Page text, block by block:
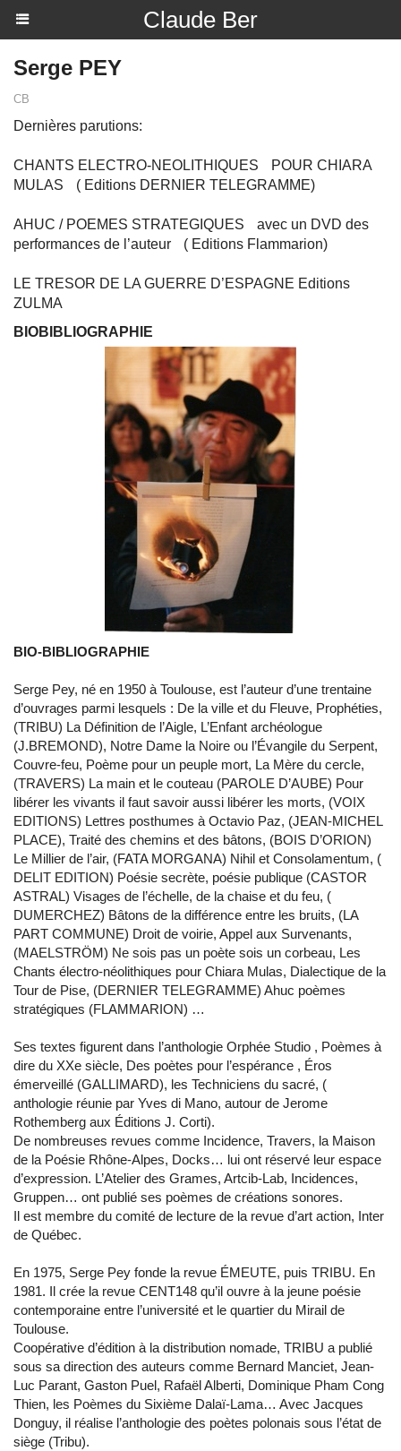
Claude Ber
Serge PEY
CB
Dernières parutions:
CHANTS ELECTRO-NEOLITHIQUES POUR CHIARA
MULAS ( Editions DERNIER TELEGRAMME)
AHUC / POEMES STRATEGIQUES avec un DVD des
performances de l’auteur ( Editions Flammarion)
LE TRESOR DE LA GUERRE D’ESPAGNE Editions
ZULMA
BIOBIBLIOGRAPHIE
BIO-BIBLIOGRAPHIE
Serge Pey, né en 1950 à Toulouse, est l’auteur d’une trentaine
d’ouvrages parmi lesquels : De la ville et du Fleuve, Prophéties,
(TRIBU) La Définition de l’Aigle, L’Enfant archéologue
(J.BREMOND), Notre Dame la Noire ou l’Évangile du Serpent,
Couvre-feu, Poème pour un peuple mort, La Mère du cercle,
(TRAVERS) La main et le couteau (PAROLE D’AUBE) Pour
libérer les vivants il faut savoir aussi libérer les morts, (VOIX
EDITIONS) Lettres posthumes à Octavio Paz, (JEAN-MICHEL
PLACE), Traité des chemins et des bâtons, (BOIS D’ORION)
Le Millier de l’air, (FATA MORGANA) Nihil et Consolamentum, (
DELIT EDITION) Poésie secrète, poésie publique (CASTOR
ASTRAL) Visages de l’échelle, de la chaise et du feu, (
DUMERCHEZ) Bâtons de la différence entre les bruits, (LA
PART COMMUNE) Droit de voirie, Appel aux Survenants,
(MAELSTRÖM) Ne sois pas un poète sois un corbeau, Les
Chants électro-néolithiques pour Chiara Mulas, Dialectique de la
Tour de Pise, (DERNIER TELEGRAMME) Ahuc poèmes
stratégiques (FLAMMARION) …
Ses textes figurent dans l’anthologie Orphée Studio , Poèmes à
dire du XXe siècle, Des poètes pour l’espérance , Éros
émerveillé (GALLIMARD), les Techniciens du sacré, (
anthologie réunie par Yves di Mano, autour de Jerome
Rothemberg aux Éditions J. Corti).
De nombreuses revues comme Incidence, Travers, la Maison
de la Poésie Rhône-Alpes, Docks… lui ont réservé leur espace
d’expression. L’Atelier des Grames, Artcib-Lab, Incidences,
Gruppen… ont publié ses poèmes de créations sonores.
Il est membre du comité de lecture de la revue d’art action, Inter
de Québec.
En 1975, Serge Pey fonde la revue ÉMEUTE, puis TRIBU. En
1981. Il crée la revue CENT148 qu’il ouvre à la jeune poésie
contemporaine entre l’université et le quartier du Mirail de
Toulouse.
Coopérative d’édition à la distribution nomade, TRIBU a publié
sous sa direction des auteurs comme Bernard Manciet, Jean-
Luc Parant, Gaston Puel, Rafaël Alberti, Dominique Pham Cong
Thien, les Poèmes du Sixième Dalaï-Lama… Avec Jacques
Donguy, il réalise l’anthologie des poètes polonais sous l’état de
siège (Tribu).